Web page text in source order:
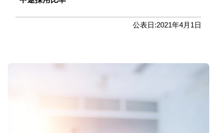
公表日:2021年4月1日